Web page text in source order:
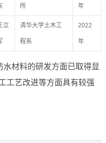
所 年
立 清华大学土木工
程系
2022
年
材料的研发方面已取得显
工艺改进等方面具有较强